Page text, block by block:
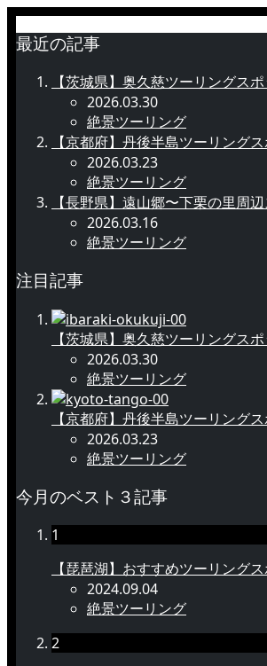
最近の記事
【茨城県】奥久慈ツーリングス
2026.03.30
絶景ツーリング
【京都府】丹後半島ツーリング
2026.03.23
絶景ツーリング
【長野県】遠山郷〜下栗の里周
2026.03.16
絶景ツーリング
注目記事
【茨城県】奥久慈ツーリングス
2026.03.30
絶景ツーリング
【京都府】丹後半島ツーリング
2026.03.23
絶景ツーリング
今月のベスト３記事
1
【琵琶湖】おすすめツーリング
2024.09.04
絶景ツーリング
2